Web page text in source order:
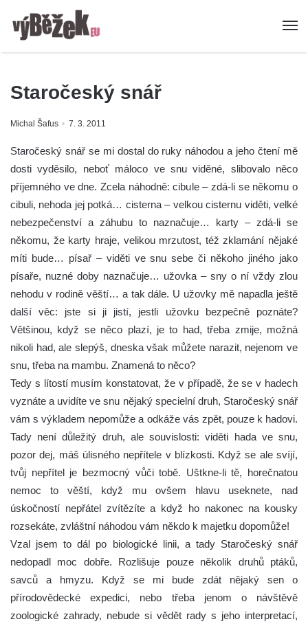
Staročeský snář
Michal Šafus 7. 3. 2011
Staročeský snář se mi dostal do ruky náhodou a jeho čtení mě
dosti vyděsilo, neboť máloco ve snu viděné, slibovalo něco
příjemného ve dne. Zcela náhodně: cibule – zdá-li se někomu o
cibuli, nehoda jej potká… cisterna – velkou cisternu viděti, velké
nebezpečenství a záhubu to naznačuje… karty – zdá-li se
někomu, že karty hraje, velikou mrzutost, též zklamání nějaké
míti bude… písař – viděti ve snu sebe či někoho jiného jako
písaře, nuzné doby naznačuje… užovka – sny o ní vždy zlou
nehodu v rodině věští… a tak dále. U užovky mě napadla ještě
další věc: jste si ji jistí, jestli užovku bezpečně poznáte?
Většinou, když se něco plazí, je to had, třeba zmije, možná
nikoli had, ale slepýš, dneska však můžete narazit, nejenom ve
snu, třeba na mambu. Znamená to něco?
Tedy s lítostí musím konstatovat, že v případě, že se v hadech
vyznáte a uvidíte ve snu nějaký specielní druh, Staročeský snář
vám s výkladem nepomůže a odkáže vás zpět, pouze k hadovi.
Tady není důležitý druh, ale souvislosti: viděti hada ve snu,
pozor dej, máš úlisného nepřítele v blízkosti. Když se ale svíjí,
tvůj nepřítel je bezmocný vůči tobě. Uštkne-li tě, horečnatou
nemoc to věští, když mu ovšem hlavu useknete, nad
úskočností nepřátel zvítězíte a když ho nakonec na kousky
rozsekáte, zvláštní náhodou vám někdo k majetku dopomůže!
Vzal jsem to dál po biologické linii, a tady Staročeský snář
nedopadl moc dobře. Rozlišuje pouze několik druhů ptáků,
savců a hmyzu. Když se mi bude zdát nějaký sen o
přírodovědecké expedici, nebo třeba jenom o návštěvě
zoologické zahrady, nebude si vědět rady s jeho interpretací,